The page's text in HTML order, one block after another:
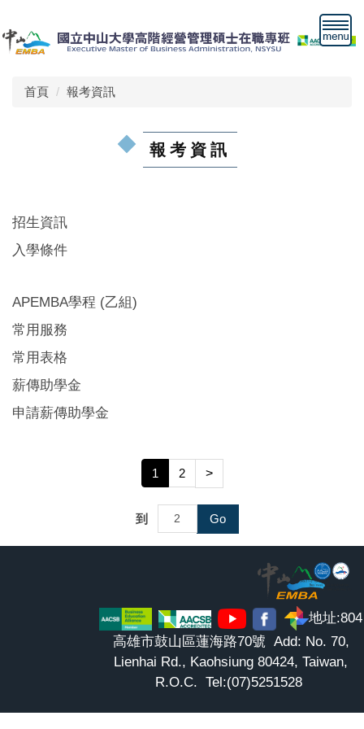
到
主
首頁 報考資訊
報考資訊
招生資訊
入學條件
APEMBA學程 (乙組)
常用服務
常用表格
薪傳助學金
申請薪傳助學金
1 2 >
到 Go
地址:804
高雄市鼓山區蓮海路70號 Add: No. 70,
Lienhai Rd., Kaohsiung 80424, Taiwan,
R.O.C. Tel:(07)5251528